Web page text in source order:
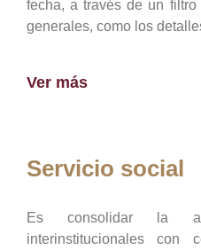
fecha, a través de un
generales, como los
Ver más
Servicio social
Es consolidar la
interinstitucionales con